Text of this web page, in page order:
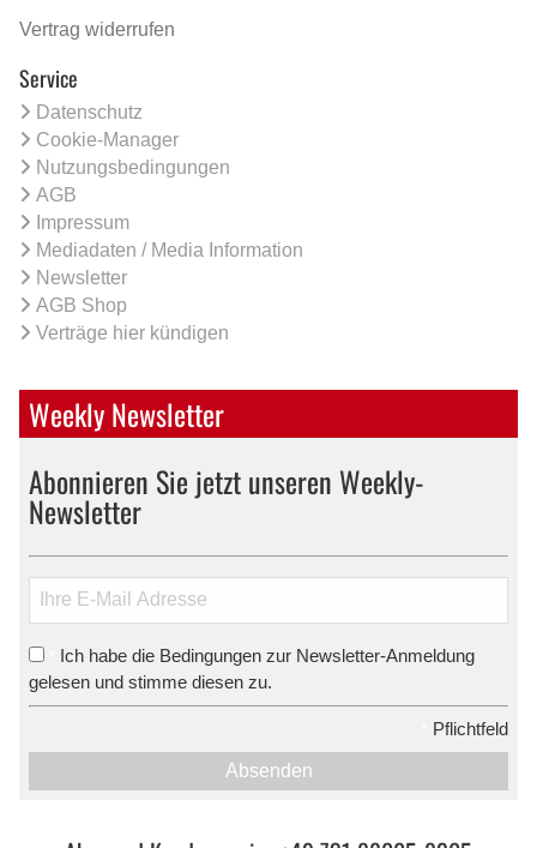
Vertrag widerrufen
Service
Datenschutz
Cookie-Manager
Nutzungsbedingungen
AGB
Impressum
Mediadaten / Media Information
Newsletter
AGB Shop
Verträge hier kündigen
Weekly Newsletter
Abonnieren Sie jetzt unseren Weekly-
Newsletter
Ich habe die Bedingungen zur Newsletter-Anmeldung
gelesen und stimme diesen zu.
Pflichtfeld
Absenden